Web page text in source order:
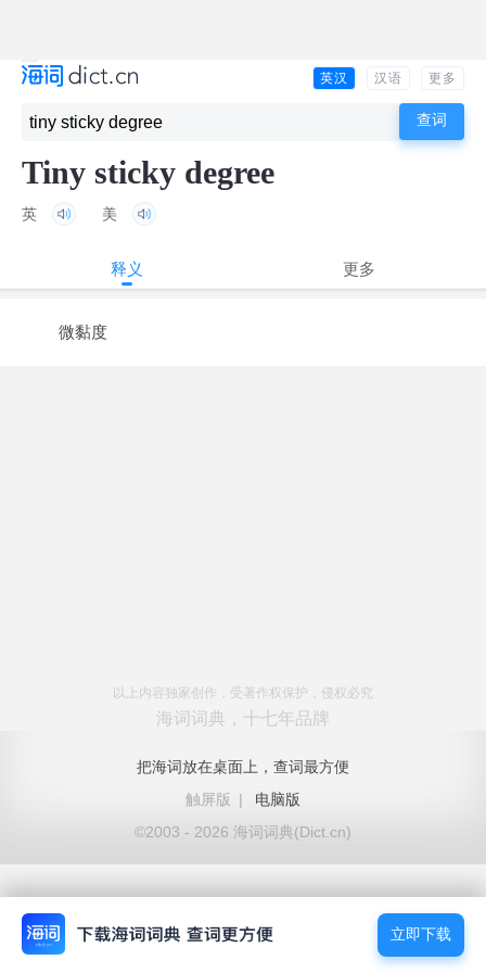
英汉 汉语 更多
Tiny sticky degree
英 美
释义 更多
微黏度
以上内容独家创作，受著作权保护，侵权必究
海词词典，十七年品牌
把海词放在桌面上，查词最方便
触屏版
|
电脑版
©2003 - 2026 海词词典(Dict.cn)
立即下载
立即下载